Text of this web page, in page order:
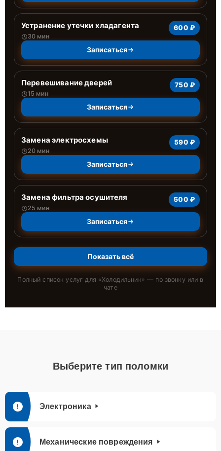
Устранение утечки хладагента
30 мин
600 ₽
Записаться
Перевешивание дверей
15 мин
750 ₽
Записаться
Замена электросхемы
20 мин
590 ₽
Записаться
Замена фильтра осушителя
25 мин
500 ₽
Записаться
Показать всё
Полный список услуг для «Холодильник» — по звонку или в
чате
Выберите тип поломки
Электроника
Механические повреждения